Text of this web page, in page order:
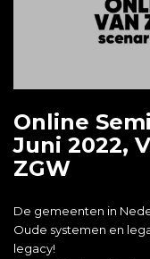
Online
Juni 2022,
ZGW
De gemeenten in
Oude systemen en
legacy!